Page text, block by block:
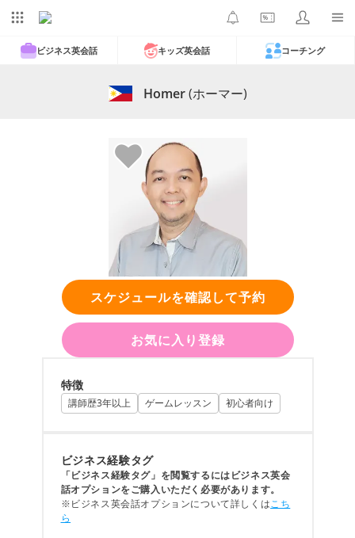
ビジネス英会話 キッズ英会話 コーチング
Homer(ホーマー)
スケジュールを確認して予約
お気に入り登録
特徴
講師歴3年以上 ゲームレッスン 初心者向け
ビジネス経験タグ
「ビジネス経験タグ」を閲覧するにはビジネス英会
話オプションをご購入いただく必要があります。
※ビジネス英会話オプションについて詳しくはこち
ら